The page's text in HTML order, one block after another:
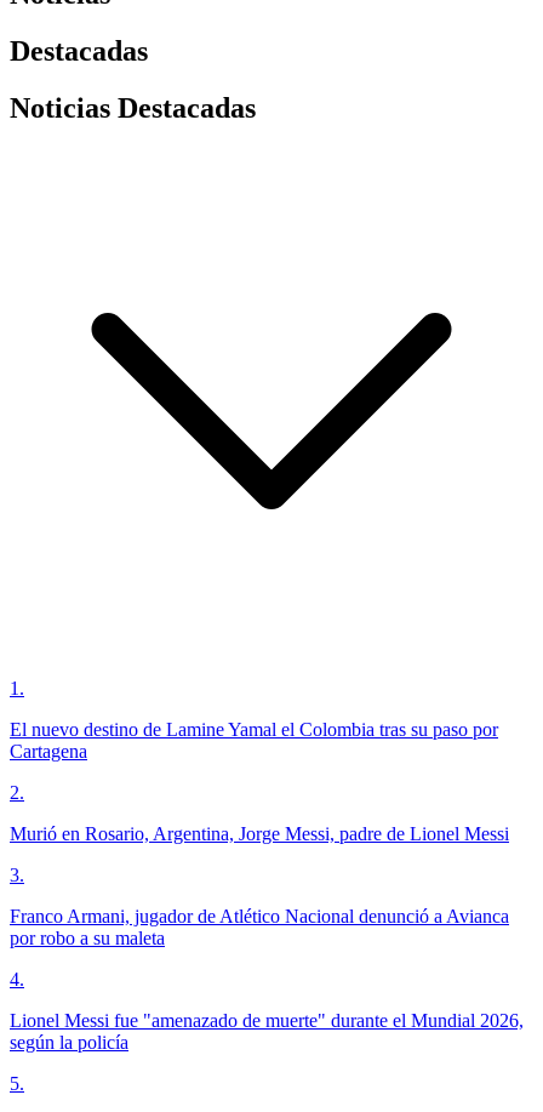
Destacadas
Noticias Destacadas
1 .
El nuevo destino de Lamine Yamal el Colombia tras su paso por
Cartagena
2.
Murió en Rosario, Argentina, Jorge Messi, padre de Lionel Messi
3.
Franco Armani, jugador de Atlético Nacional denunció a Avianca
por robo a su maleta
4.
Lionel Messi fue "amenazado de muerte" durante el Mundial 2026,
según la policía
5.